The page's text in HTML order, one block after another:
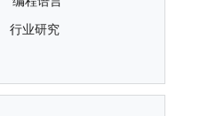
行业研究